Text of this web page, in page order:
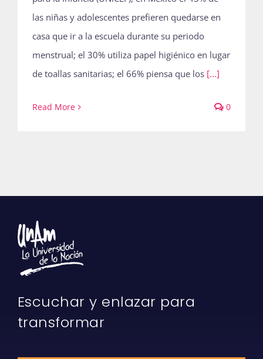
las niñas y adolescentes prefieren quedarse en
casa que ir a la escuela durante su periodo
menstrual; el 30% utiliza papel higiénico en lugar
de toallas sanitarias; el 66% piensa que los [...]
Read More 0
Escuchar y enlazar para
transformar